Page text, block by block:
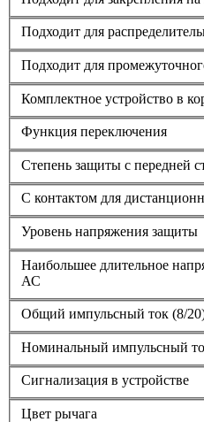
Подходит для
Подходит для
Комплектное устройство в
Функция переключения
Степень защиты с передней
С контактом для
Уровень напряжения защиты
Наибольшее длительное
АС
Общий импульсный ток (8/
Номинальный импульсный
Сигнализация в устройстве
Цвет рычага